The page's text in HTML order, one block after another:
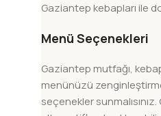
Gaziantep kebapları ile
Menü Seçenekleri
Gaziantep mutfağı,
menünüzü
seçenekler sunmalısınız.